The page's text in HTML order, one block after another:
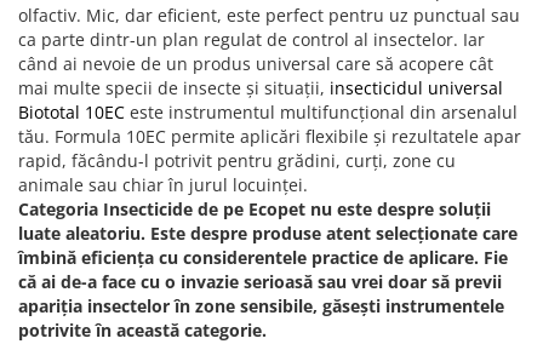
olfactiv. Mic, dar eficient, este perfect pentru uz punctual sau
ca parte dintr-un plan regulat de control al insectelor. Iar
când ai nevoie de un produs universal care să acopere cât
mai multe specii de insecte și situații, insecticidul universal
Biototal 10EC este instrumentul multifuncțional din arsenalul
tău. Formula 10EC permite aplicări flexibile și rezultatele apar
rapid, făcându-l potrivit pentru grădini, curți, zone cu
animale sau chiar în jurul locuinței.
Categoria Insecticide de pe Ecopet nu este despre soluții
luate aleatoriu. Este despre produse atent selecționate care
îmbină eficiența cu considerentele practice de aplicare. Fie
că ai de-a face cu o invazie serioasă sau vrei doar să previi
apariția insectelor în zone sensibile, găsești instrumentele
potrivite în această categorie.